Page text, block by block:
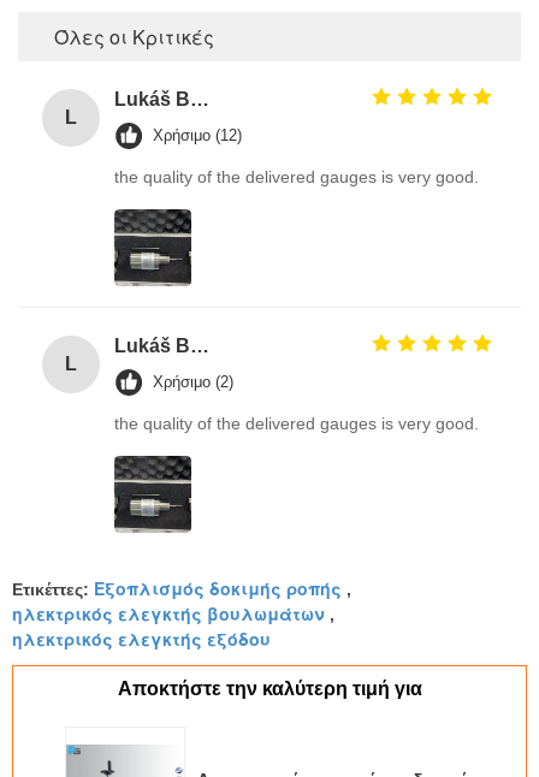
Όλες οι Κριτικές
L
Lukáš Burda
Χρήσιμο (12)
the quality of the delivered gauges is very good.
L
Lukáš Burda
Χρήσιμο (2)
the quality of the delivered gauges is very good.
Ετικέττες: Εξοπλισμός δοκιμής ροπής ,
ηλεκτρικός ελεγκτής βουλωμάτων ,
ηλεκτρικός ελεγκτής εξόδου
Αποκτήστε την καλύτερη τιμή για